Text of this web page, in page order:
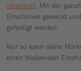
verankert. Mit der
Emotionen geweckt
gefestigt werden.
Nur so kann deine
einen bleibenden